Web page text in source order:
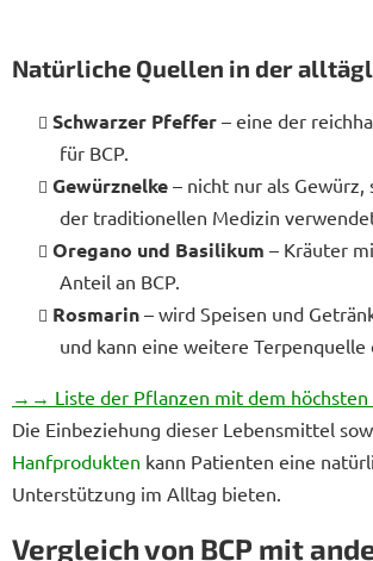
Natürliche Quellen in der
Schwarzer Pfeffer – eine der
für BCP.
Gewürznelke – nicht nur als Gewürz,
der traditionellen Medizin
Oregano und Basilikum – Kräuter
Anteil an BCP.
Rosmarin – wird Speisen und
und kann eine weitere Terpenquelle
→→ Liste der Pflanzen mit dem höchsten
Die Einbeziehung dieser Lebensmittel
Hanfprodukten kann Patienten eine
Unterstützung im Alltag bieten.
Vergleich von BCP mit